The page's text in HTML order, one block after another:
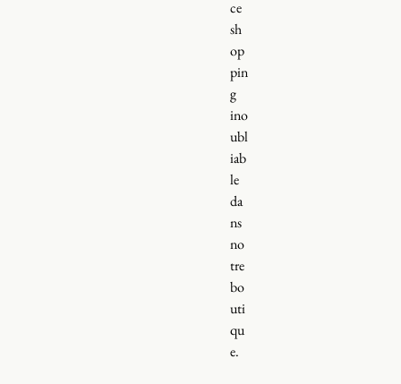
ce
sh
op
pin
g
ino
ubl
iab
le
da
ns
no
tre
bo
uti
qu
e.